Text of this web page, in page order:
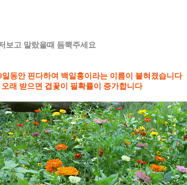
보고 말랐을때 듬뿍주세요
동안 핀다하여 백일홍이라는 이름이 붙혀졌습니다
래 받으면 겹꽃이 필확률이 증가합니다